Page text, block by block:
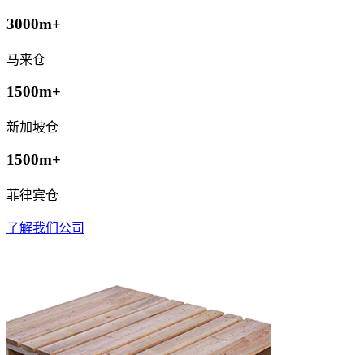
3000m+
马来仓
1500m+
新加坡仓
1500m+
菲律宾仓
了解我们公司